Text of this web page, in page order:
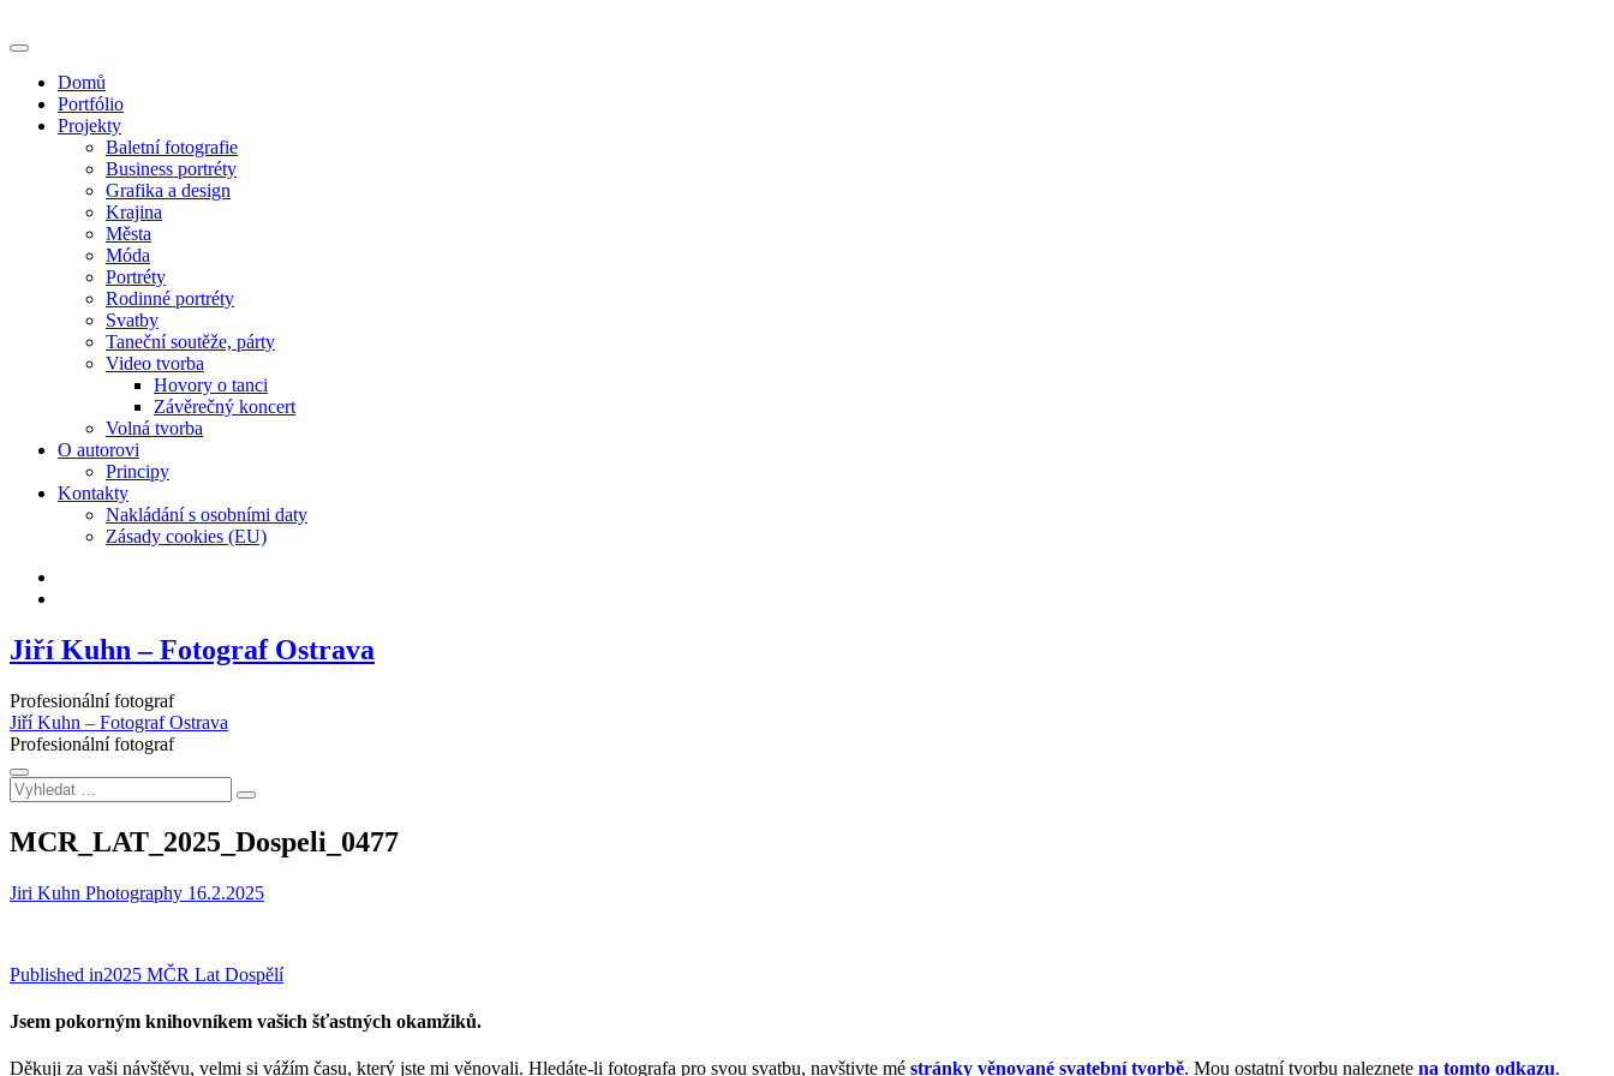
to
Domů
Portfólio
Projekty
Baletní fotografie
Business portréty
Grafika a design
Krajina
Města
Móda
Portréty
Rodinné portréty
Svatby
Taneční soutěže, párty
Video tvorba
Hovory o tanci
Závěrečný koncert
Volná tvorba
O autorovi
Principy
Kontakty
Nakládání s osobními daty
Zásady cookies (EU)
Jiří Kuhn – Fotograf Ostrava
Profesionální fotograf
Jiří Kuhn – Fotograf Ostrava
Profesionální fotograf
Vyhledat
…
MCR_LAT_2025_Dospeli_0477
Jiri Kuhn Photography 16.2.2025
Navigace
pro
Published in2025 MČR Lat Dospělí
Jsem pokorným knihovníkem vašich šťastných okamžiků.
Děkuji za vaši návštěvu, velmi si vážím času, který jste mi věnovali. Hledáte-li fotografa pro svou svatbu, navštivte mé stránky věnované svatební tvorbě. Mou ostatní tvorbu naleznete na tomto odkazu.